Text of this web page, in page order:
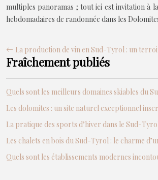
multiples panoramas ; tout ici est invitation à
hebdomadaires de randonnée dans les
La production de vin en Sud-Tyrol : un
Fraîchement publiés
Quels sont les meilleurs domaines skiables du
Les dolomites : un site naturel exceptionnel
La pratique des sports d’hiver dans le Sud-
Les chalets en bois du Sud-Tyrol : le charme
Quels sont les établissements modernes